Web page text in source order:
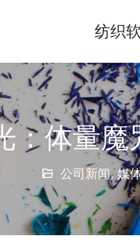
纺织
：体量
公司新闻,媒